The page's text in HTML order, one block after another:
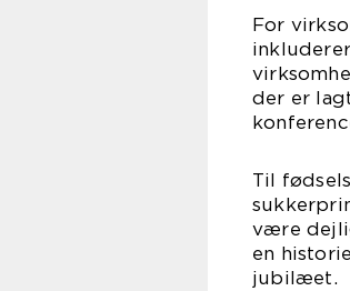
For
der er
Til
være
en
jubilæet.